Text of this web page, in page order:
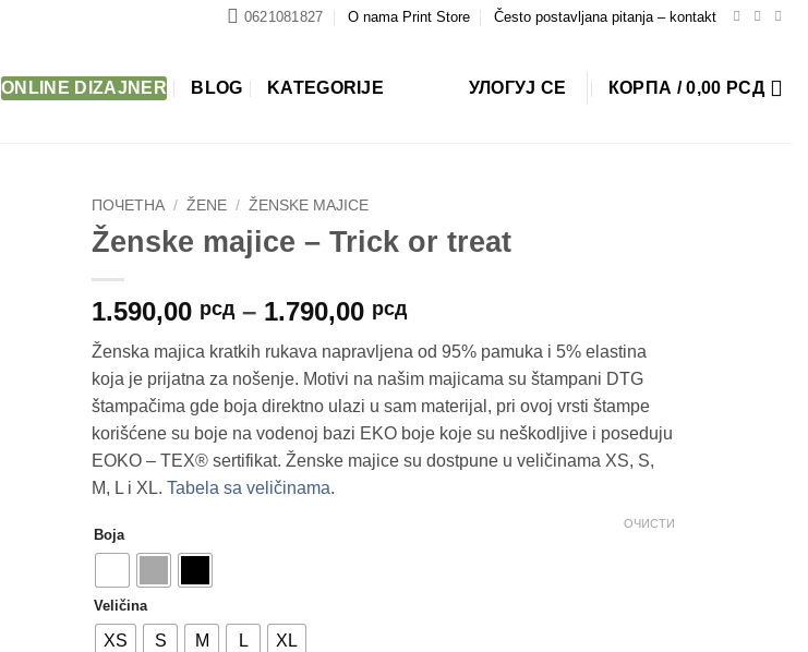
0621081827 O nama Print Store Često postavljana pitanja – kontakt
ONLINE DIZAJNER BLOG KATEGORIJE УЛОГУЈ СЕ КОРПА /0,00 РСД
ПОЧЕТНА / ŽENE / ŽENSKE MAJICE
Ženske majice – Trick or treat
1.590,00 рсд – 1.790,00 рсдРаспон
од
1.590,00 рсд
до
1.790,00 рсд
Ženska majica kratkih rukava napravljena od 95% pamuka i 5% elastina
koja je prijatna za nošenje. Motivi na našim majicama su štampani DTG
štampačima gde boja direktno ulazi u sam materijal, pri ovoj vrsti štampe
korišćene su boje na vodenoj bazi EKO boje koje su neškodljive i poseduju
EOKO – TEX® sertifikat. Ženske majice su dostpune u veličinama XS, S,
M, L i XL. Tabela sa veličinama.
Boja
Veličina
XS S M L XL
ОЧИСТИ